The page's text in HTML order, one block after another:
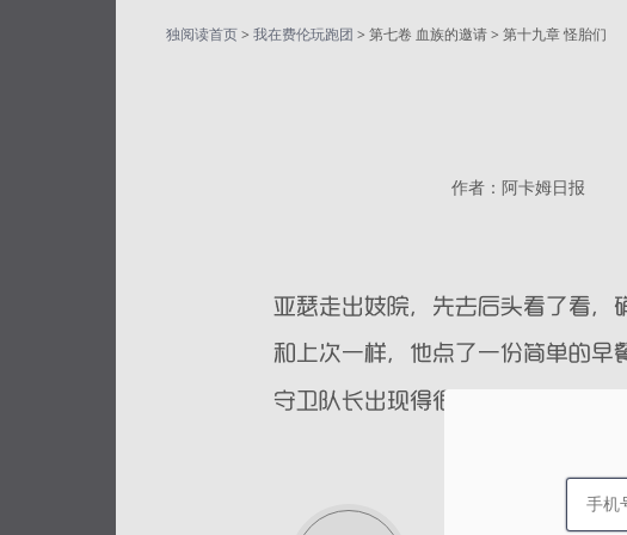
独阅读首页> 我在费伦玩跑团 > 第七卷 血族的邀请 > 第十九章 怪胎们
作者：阿卡姆日报